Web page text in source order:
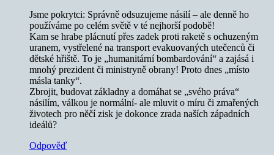
Jsme pokrytci: Správně odsuzujeme násilí – ale denně ho
používáme po celém světě v té nejhorší podobě!
Kam se hrabe plácnutí přes zadek proti raketě s ochuzeným
uranem, vystřelené na transport evakuovaných utečenců či
dětské hřiště. To je „humanitární bombardování“ a zajásá i
mnohý prezident či ministryně obrany! Proto dnes „místo
másla tanky“.
Zbrojit, budovat základny a domáhat se „svého práva“
násilím, válkou je normální- ale mluvit o míru či zmařených
životech pro něčí zisk je dokonce zrada naších západních
ideálů?
Odpověď